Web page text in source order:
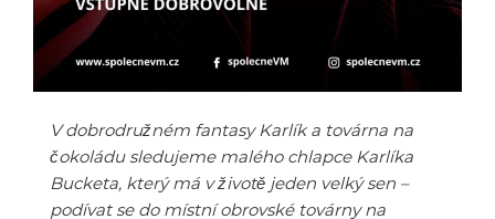
V dobrodružném fantasy Karlík a továrna na
čokoládu sledujeme malého chlapce Karlíka
Bucketa, který má v životě jeden velký sen –
podívat se do místní obrovské továrny na